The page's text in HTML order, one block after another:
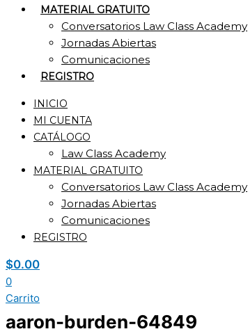
MATERIAL GRATUITO
Conversatorios Law Class Academy
Jornadas Abiertas
Comunicaciones
REGISTRO
INICIO
MI CUENTA
CATÁLOGO
Law Class Academy
MATERIAL GRATUITO
Conversatorios Law Class Academy
Jornadas Abiertas
Comunicaciones
REGISTRO
$0.00
0
Carrito
aaron-burden-64849